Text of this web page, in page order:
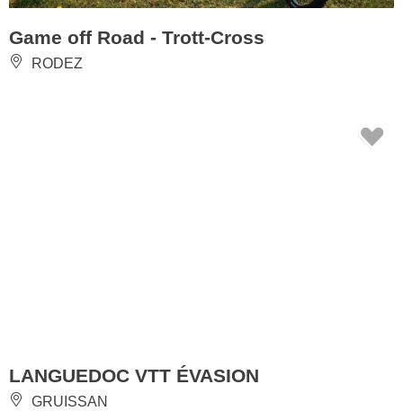
Game off Road - Trott-Cross
RODEZ
LANGUEDOC VTT ÉVASION
GRUISSAN